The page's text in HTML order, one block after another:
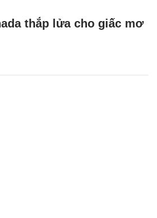
thắp lửa cho giấc mơ